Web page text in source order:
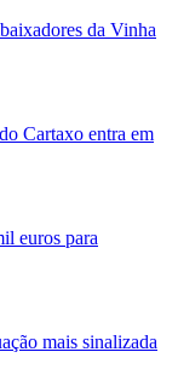
da Vinha
Cartaxo entra em
euros para
mais sinalizada